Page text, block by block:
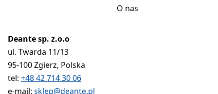
O nas
Deante sp. z.o.o
ul. Twarda 11/13
95-100 Zgierz, Polska
tel: +48 42 714 30 06
e-mail: sklep@deante.pl